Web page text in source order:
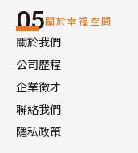
05關於幸福空間
關於我們
公司歷程
企業徵才
聯絡我們
隱私政策